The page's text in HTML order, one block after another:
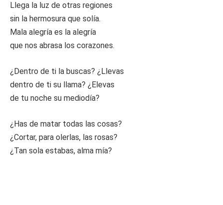
Llega la luz de otras regiones
sin la hermosura que solía.
Mala alegría es la alegría
que nos abrasa los corazones.
¿Dentro de ti la buscas? ¿Llevas
dentro de ti su llama? ¿Elevas
de tu noche su mediodía?
¿Has de matar todas las cosas?
¿Cortar, para olerlas, las rosas?
¿Tan sola estabas, alma mía?